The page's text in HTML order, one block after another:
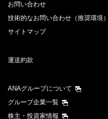
お問い合わせ
技術的なお問い合わせ（推奨環境）
サイトマップ
運送約款
ANAグループについて
グループ企業一覧
株主・投資家情報